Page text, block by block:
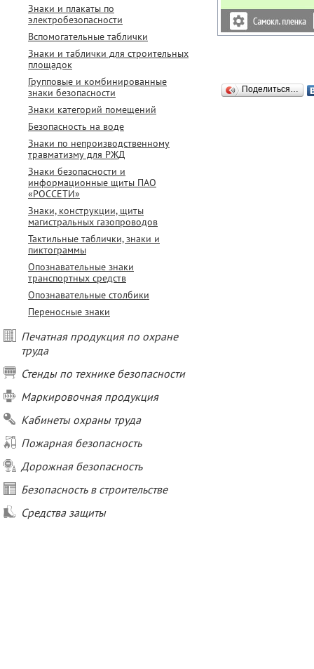
Знаки и плакаты по
электробезопасности
Вспомогательные таблички
Знаки и таблички для строительных
площадок
Групповые и комбинированные
знаки безопасности
Знаки категорий помещений
Безопасность на воде
Знаки по непроизводственному
травматизму для РЖД
Знаки безопасности и
информационные щиты ПАО
«РОССЕТИ»
Знаки, конструкции, щиты
магистральных газопроводов
Тактильные таблички, знаки и
пиктограммы
Опознавательные знаки
транспортных средств
Опознавательные столбики
Переносные знаки
Печатная продукция по охране
труда
Стенды по технике безопасности
Маркировочная продукция
Кабинеты охраны труда
Пожарная безопасность
Дорожная безопасность
Безопасность в строительстве
Средства защиты
Поделиться…